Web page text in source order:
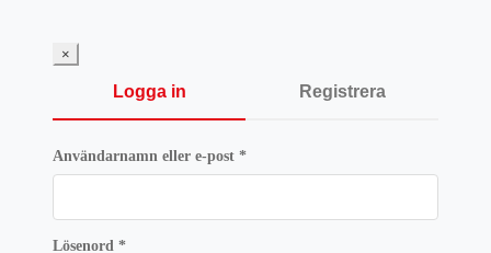
×
Logga in Registrera
Användarnamn eller e-post *Obligatoriskt
Lösenord *Obligatoriskt